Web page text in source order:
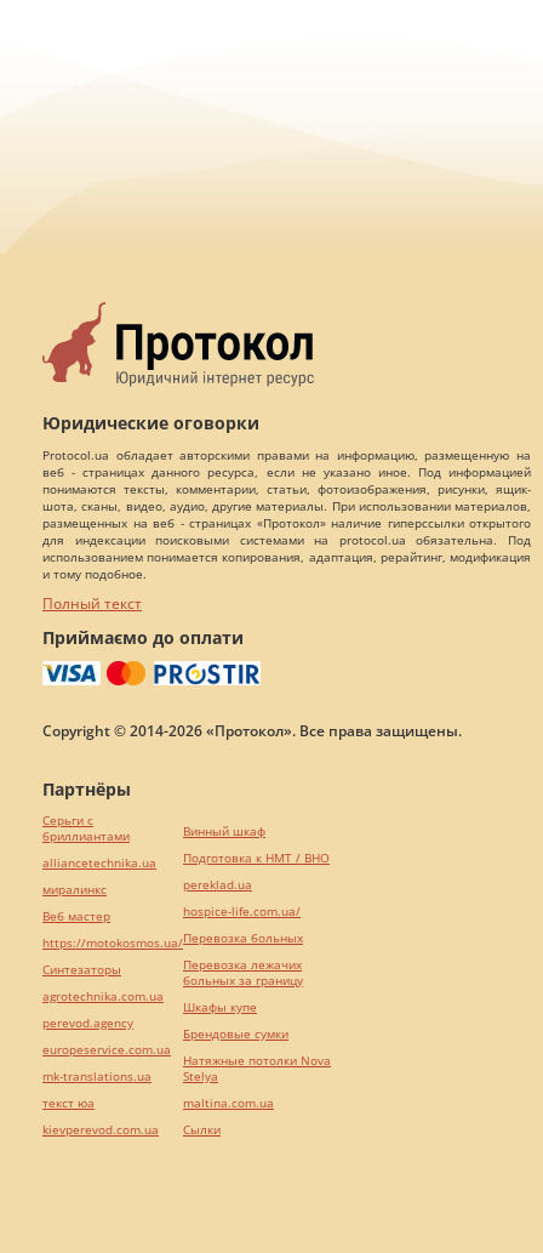
Юридические оговорки
Protocol.ua обладает авторскими правами на информацию, размещенную на
веб - страницах данного ресурса, если не указано иное. Под информацией
понимаются тексты, комментарии, статьи, фотоизображения, рисунки, ящик-
шота, сканы, видео, аудио, другие материалы. При использовании материалов,
размещенных на веб - страницах «Протокол» наличие гиперссылки открытого
для индексации поисковыми системами на protocol.ua обязательна. Под
использованием понимается копирования, адаптация, рерайтинг, модификация
и тому подобное.
Полный текст
Приймаємо до оплати
Copyright © 2014-2026 «Протокол». Все права защищены.
Партнёры
Серьги с
бриллиантами
alliancetechnika.ua
миралинкс
Веб мастер
https://motokosmos.ua/
Синтезаторы
agrotechnika.com.ua
perevod.agency
europeservice.com.ua
mk-translations.ua
текст юа
kievperevod.com.ua
Винный шкаф
Подготовка к НМТ / ВНО
pereklad.ua
hospice-life.com.ua/
Перевозка больных
Перевозка лежачих
больных за границу
Шкафы купе
Брендовые сумки
Натяжные потолки Nova
Stelya
maltina.com.ua
Cылки